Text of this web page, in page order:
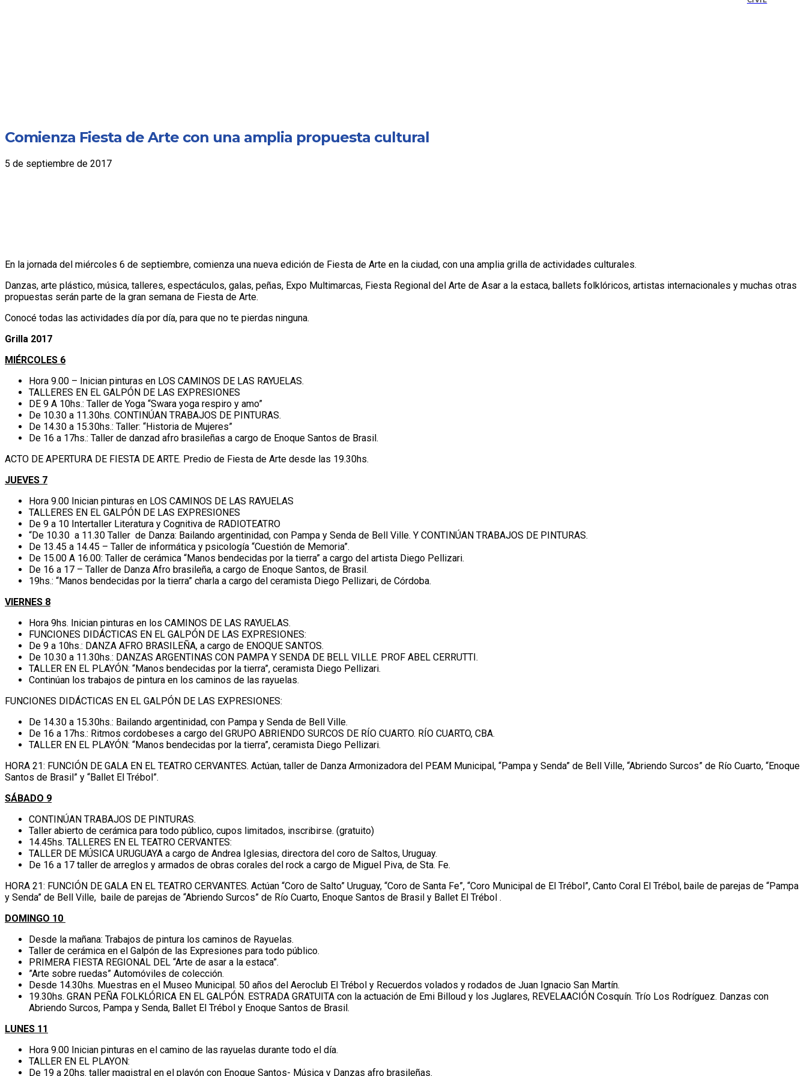
Comienza Fiesta de Arte con una amplia propuesta cultural
5 de septiembre de 2017
En la jornada del miércoles 6 de septiembre, comienza una nueva edición de Fiesta de Arte en la ciudad, con una amplia grilla de actividades culturales.
Danzas, arte plástico, música, talleres, espectáculos, galas, peñas, Expo Multimarcas, Fiesta Regional del Arte de Asar a la estaca, ballets folklóricos, artistas internacionales y muchas otras
propuestas serán parte de la gran semana de Fiesta de Arte.
Conocé todas las actividades día por día, para que no te pierdas ninguna.
Grilla 2017
MIÉRCOLES 6
Hora 9.00 – Inician pinturas en LOS CAMINOS DE LAS RAYUELAS.
TALLERES EN EL GALPÓN DE LAS EXPRESIONES
DE 9 A 10hs.: Taller de Yoga “Swara yoga respiro y amo”
De 10.30 a 11.30hs. CONTINÚAN TRABAJOS DE PINTURAS.
De 14.30 a 15.30hs.: Taller: “Historia de Mujeres”
De 16 a 17hs.: Taller de danzad afro brasileñas a cargo de Enoque Santos de Brasil.
ACTO DE APERTURA DE FIESTA DE ARTE. Predio de Fiesta de Arte desde las 19.30hs.
JUEVES 7
Hora 9.00 Inician pinturas en LOS CAMINOS DE LAS RAYUELAS
TALLERES EN EL GALPÓN DE LAS EXPRESIONES
De 9 a 10 Intertaller Literatura y Cognitiva de RADIOTEATRO
“De 10.30 a 11.30 Taller de Danza: Bailando argentinidad, con Pampa y Senda de Bell Ville. Y CONTINÚAN TRABAJOS DE PINTURAS.
De 13.45 a 14.45 – Taller de informática y psicología “Cuestión de Memoria”.
De 15.00 A 16.00: Taller de cerámica “Manos bendecidas por la tierra” a cargo del artista Diego Pellizari.
De 16 a 17 – Taller de Danza Afro brasileña, a cargo de Enoque Santos, de Brasil.
19hs.: “Manos bendecidas por la tierra” charla a cargo del ceramista Diego Pellizari, de Córdoba.
VIERNES 8
Hora 9hs. Inician pinturas en los CAMINOS DE LAS RAYUELAS.
FUNCIONES DIDÁCTICAS EN EL GALPÓN DE LAS EXPRESIONES:
De 9 a 10hs.: DANZA AFRO BRASILEÑA, a cargo de ENOQUE SANTOS.
De 10.30 a 11.30hs.: DANZAS ARGENTINAS CON PAMPA Y SENDA DE BELL VILLE. PROF ABEL CERRUTTI.
TALLER EN EL PLAYÓN: “Manos bendecidas por la tierra”, ceramista Diego Pellizari.
Continúan los trabajos de pintura en los caminos de las rayuelas.
FUNCIONES DIDÁCTICAS EN EL GALPÓN DE LAS EXPRESIONES:
De 14.30 a 15.30hs.: Bailando argentinidad, con Pampa y Senda de Bell Ville.
De 16 a 17hs.: Ritmos cordobeses a cargo del GRUPO ABRIENDO SURCOS DE RÍO CUARTO. RÍO CUARTO, CBA.
TALLER EN EL PLAYÓN: “Manos bendecidas por la tierra”, ceramista Diego Pellizari.
HORA 21: FUNCIÓN DE GALA EN EL TEATRO CERVANTES. Actúan, taller de Danza Armonizadora del PEAM Municipal, “Pampa y Senda” de Bell Ville, “Abriendo Surcos” de Río Cuarto, “Enoque
Santos de Brasil” y “Ballet El Trébol”.
SÁBADO 9
CONTINÚAN TRABAJOS DE PINTURAS.
Taller abierto de cerámica para todo público, cupos limitados, inscribirse. (gratuito)
14.45hs. TALLERES EN EL TEATRO CERVANTES:
TALLER DE MÚSICA URUGUAYA a cargo de Andrea Iglesias, directora del coro de Saltos, Uruguay.
De 16 a 17 taller de arreglos y armados de obras corales del rock a cargo de Miguel Piva, de Sta. Fe.
HORA 21: FUNCIÓN DE GALA EN EL TEATRO CERVANTES. Actúan “Coro de Salto” Uruguay, “Coro de Santa Fe”, “Coro Municipal de El Trébol”, Canto Coral El Trébol, baile de parejas de “Pampa
y Senda” de Bell Ville, baile de parejas de “Abriendo Surcos” de Río Cuarto, Enoque Santos de Brasil y Ballet El Trébol .
DOMINGO 10
Desde la mañana: Trabajos de pintura los caminos de Rayuelas.
Taller de cerámica en el Galpón de las Expresiones para todo público.
PRIMERA FIESTA REGIONAL DEL “Arte de asar a la estaca”.
”Arte sobre ruedas” Automóviles de colección.
Desde 14.30hs. Muestras en el Museo Municipal. 50 años del Aeroclub El Trébol y Recuerdos volados y rodados de Juan Ignacio San Martín.
19.30hs. GRAN PEÑA FOLKLÓRICA EN EL GALPÓN. ESTRADA GRATUITA con la actuación de Emi Billoud y los Juglares, REVELAACIÓN Cosquín. Trío Los Rodríguez. Danzas con
Abriendo Surcos, Pampa y Senda, Ballet El Trébol y Enoque Santos de Brasil.
LUNES 11
Hora 9.00 Inician pinturas en el camino de las rayuelas durante todo el día.
TALLER EN EL PLAYON:
De 19 a 20hs. taller magistral en el playón con Enoque Santos- Música y Danzas afro brasileñas.